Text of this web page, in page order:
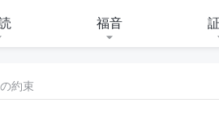
福音
約束